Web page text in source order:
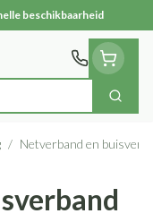
beschikbaarheid
Zoek
/ Netverband en